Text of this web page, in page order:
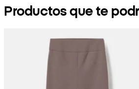
Productos que te